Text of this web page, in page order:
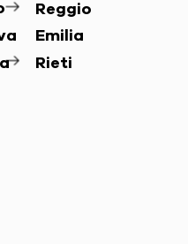
Reggio
Emilia
Rieti